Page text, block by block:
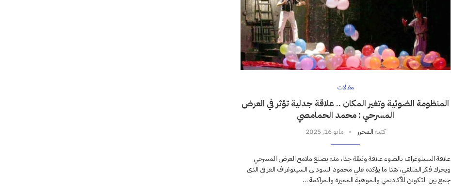
مقالات
المنظومة الضوئية وتغير المكان .. علاقة جدلية تؤثر في العرض
المسرحي : محمد الحمامصي
كتبهالمحرر مايو 16, 2025
علاقة السينوغراف بالضوء علاقة وثيقة جدا، منه يصنع ملامح العرض المسرحي
ويحرك فكر المتلقي، هذا ما يؤكده علي محمود السوداني السينوغراف العراقي الذي
جمع بين التكوين الأكاديمي والموهبة المميزة والمراكمة …